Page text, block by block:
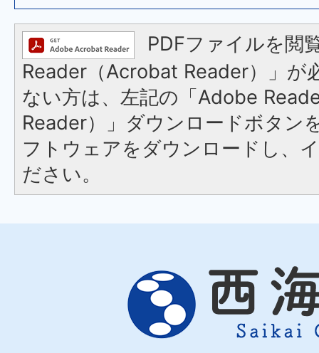
PDFファイルを閲
Reader（Acrobat Reader）」が
ない方は、左記の「Adobe
Reader）」ダウンロードボタン
フトウェアをダウンロードし、
ださい。